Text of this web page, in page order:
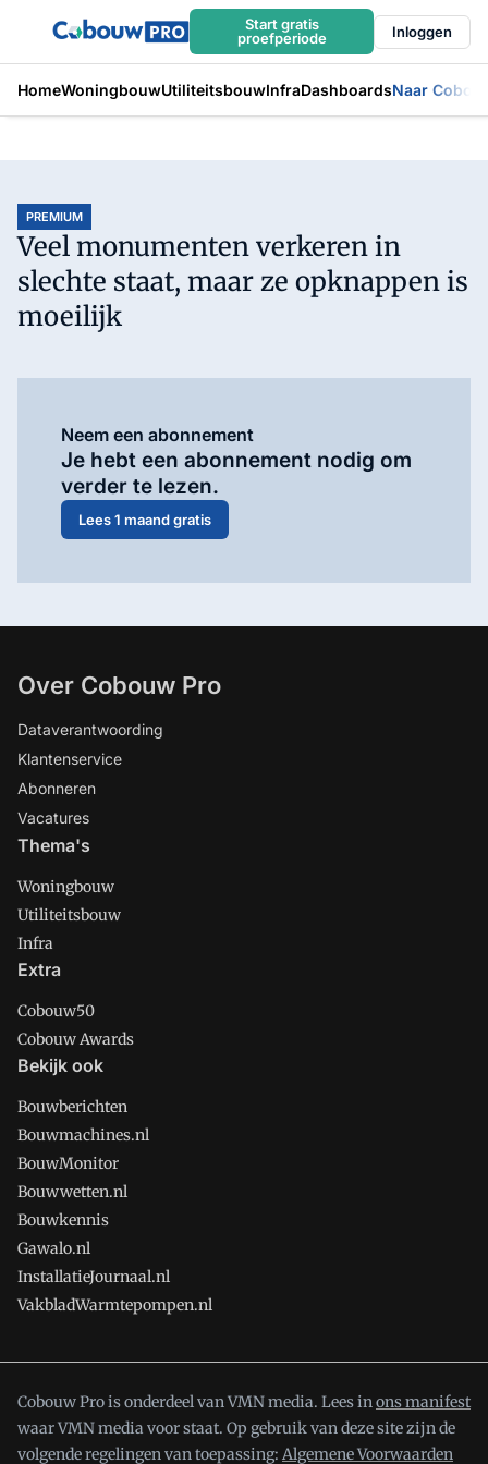
Start gratis
proefperiode
Inloggen
HomeWoningbouwUtiliteitsbouwInfraDashboardsNaar
PREMIUM
Veel monumenten verkeren in
slechte staat, maar ze opknappen is
moeilijk
Neem een abonnement
Je hebt een abonnement nodig om
verder te lezen.
Lees 1 maand gratis
Over Cobouw Pro
Dataverantwoording
Klantenservice
Abonneren
Vacatures
Thema's
Woningbouw
Utiliteitsbouw
Infra
Extra
Cobouw50
Cobouw Awards
Bekijk ook
Bouwberichten
Bouwmachines.nl
BouwMonitor
Bouwwetten.nl
Bouwkennis
Gawalo.nl
InstallatieJournaal.nl
VakbladWarmtepompen.nl
Cobouw Pro is onderdeel van VMN media. Lees inons manifest
waar VMN media voor staat. Op gebruik van deze site zijn de
volgende regelingen van toepassing: Algemene Voorwaarden